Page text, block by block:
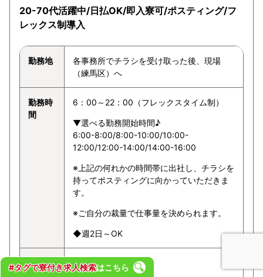
20-70代活躍中/日払OK/即入寮可/ポスティング/フ
レックス制導入
勤務地
各事務所でチラシを受け取った後、現場
（練馬区）へ
勤務時
間
6：00～22：00（フレックスタイム制）
▼選べる勤務開始時間♪
6:00-8:00/8:00-10:00/10:00-
12:00/12:00-14:00/14:00-16:00
※上記の何れかの時間帯に出社し、チラシを
持ってポスティングに向かっていただきま
す。
※ご自分の裁量で仕事量を決められます。
◆週2日～OK
給与 1ポスト3～8円
#タグで寮付き求人検索はこちら